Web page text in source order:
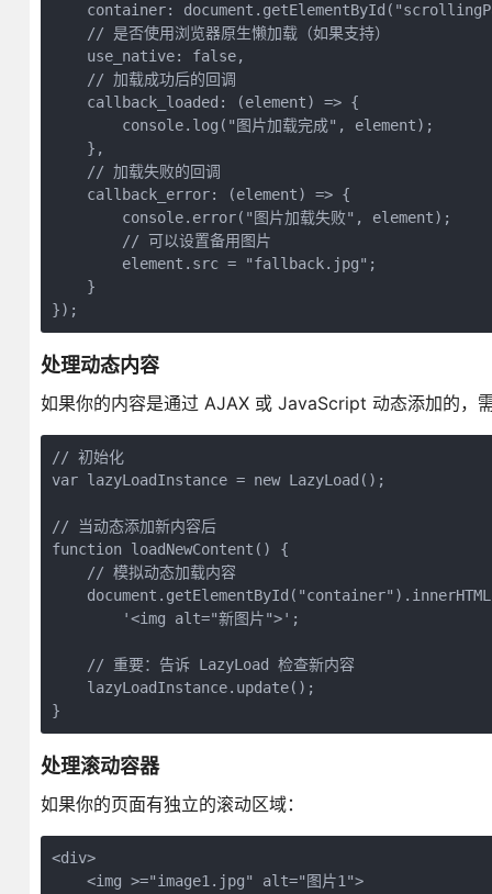
container:
    // 是否使用浏览器原生懒加载（如果支持）
    use_native: false,
    // 加载成功后的回调
    callback_loaded: (element) => {
        console.log("图片加载完成", element);
    },
    // 加载失败的回调
    callback_error: (element) => {
        console.error("图片加载失败", element);
        // 可以设置备用图片
        element.src = "fallback.jpg";
    }
});
处理动态内容
如果你的内容是通过 AJAX 或 JavaScript 动态添加的，
// 初始化
var lazyLoadInstance = new LazyLoad();
// 当动态添加新内容后
function loadNewContent() {
    // 模拟动态加载内容
        '<img alt="新图片">';
    // 重要：告诉 LazyLoad 检查新内容
    lazyLoadInstance.update();
}
处理滚动容器
如果你的页面有独立的滚动区域：
<div>
    <img >="image1.jpg" alt="图片1">